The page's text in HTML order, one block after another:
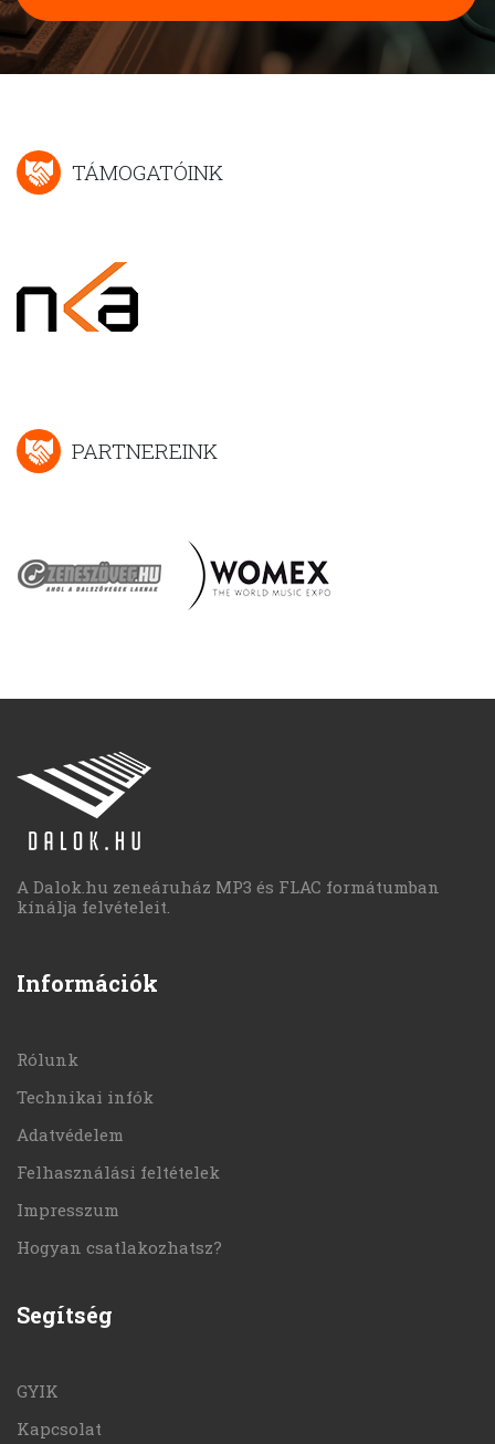
TÁMOGATÓINK
PARTNEREINK
A Dalok.hu zeneáruház MP3 és FLAC formátumban
kínálja felvételeit.
Információk
Rólunk
Technikai infók
Adatvédelem
Felhasználási feltételek
Impresszum
Hogyan csatlakozhatsz?
Segítség
GYIK
Kapcsolat